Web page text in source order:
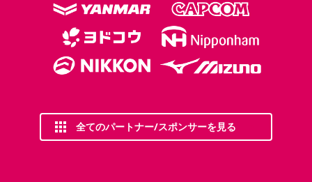
全てのパートナー/スポンサーを見る